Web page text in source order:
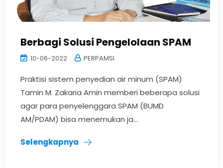
Berbagi Solusi Pengelolaan SPAM
10-06-2022 PERPAMSI
Praktisi sistem penyedian air minum (SPAM)
Tamin M. Zakaria Amin memberi beberapa solusi
agar para penyelenggara SPAM (BUMD
AM/PDAM) bisa menemukan ja...
Selengkapnya